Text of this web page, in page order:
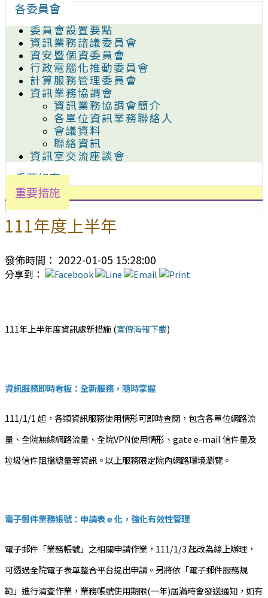
各委員會
委員會設置要點
資訊業務諮議委員會
資安暨個資委員會
行政電腦化推動委員會
計算服務管理委員會
資訊業務協調會
資訊業務協調會簡介
各單位資訊業務聯絡人
會議資料
聯絡資訊
資訊室交流座談會
重要紀事
重要措施
111年度上半年
發佈時間： 2022-01-05 15:28:00
分享到：
111年上半年度資訊處新措施 (宣傳海報下載)
資訊服務即時看板：全新服務，隨時掌握
111/1/1 起，各類資訊服務使用情形可即時查閱，包含各單位網路流
量、全院無線網路流量、全院VPN使用情形、gate e-mail 信件量及
垃圾信件阻擋總量等資訊。以上服務限定院內網路環境瀏覽。
電子郵件業務帳號：申請表 e 化，強化有效性管理
電子郵件「業務帳號」之相關申請作業，111/1/3 起改為線上辦理，
可透過全院電子表單整合平台提出申請。另將依「電子郵件服務規
範」進行清查作業，業務帳號使用期限(一年)屆滿時會發送通知，如有